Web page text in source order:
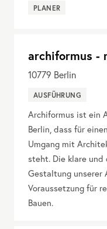
PLANER
archiformus -
10779 Berlin
AUSFÜHRUNG
Archiformus ist ein
Berlin, dass für
Umgang mit
steht. Die klare und
Gestaltung
Voraussetzung für
Bauen.